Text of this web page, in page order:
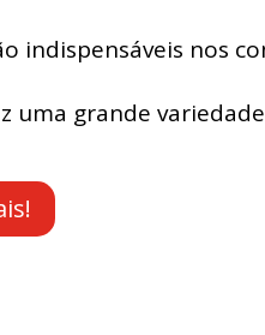
indispensáveis nos
grande